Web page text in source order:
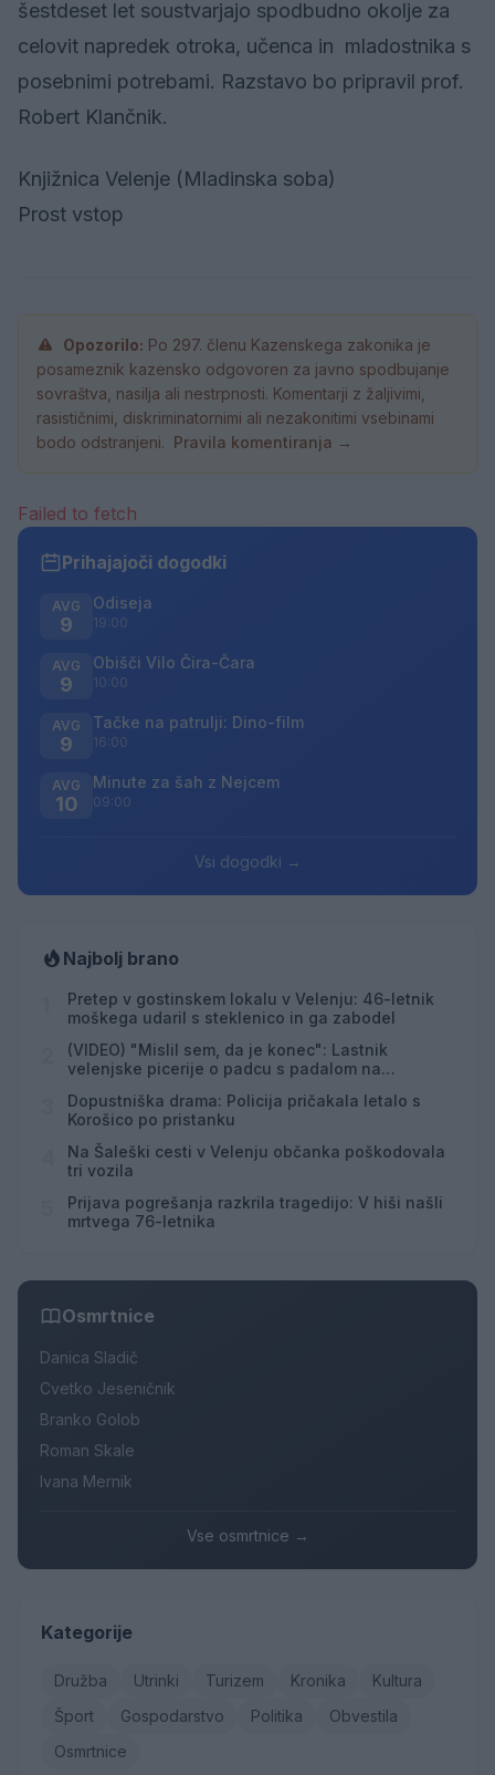
šestdeset let soustvarjajo spodbudno okolje za
celovit napredek otroka, učenca in mladostnika s
posebnimi potrebami. Razstavo bo pripravil prof.
Robert Klančnik.
Knjižnica Velenje (Mladinska soba)
Prost vstop
Opozorilo: Po 297. členu Kazenskega zakonika je
posameznik kazensko odgovoren za javno spodbujanje
sovraštva, nasilja ali nestrpnosti. Komentarji z žaljivimi,
rasističnimi, diskriminatornimi ali nezakonitimi vsebinami
bodo odstranjeni. Pravila komentiranja →
Failed to fetch
Prihajajoči dogodki
AVG
9
Odiseja
19:00
AVG
9
Obišči Vilo Čira-Čara
10:00
AVG
9
Tačke na patrulji: Dino-film
16:00
AVG
10
Minute za šah z Nejcem
09:00
Vsi dogodki →
Najbolj brano
Pretep v gostinskem lokalu v Velenju: 46-letnik
moškega udaril s steklenico in ga zabodel
(VIDEO) "Mislil sem, da je konec": Lastnik
velenjske picerije o padcu s padalom na
Dopustniška drama: Policija pričakala letalo s
Korošico po pristanku
Na Šaleški cesti v Velenju občanka poškodovala
tri vozila
Prijava pogrešanja razkrila tragedijo: V hiši našli
mrtvega 76-letnika
Osmrtnice
Danica Sladič
Cvetko Jeseničnik
Branko Golob
Roman Skale
Ivana Mernik
Vse osmrtnice →
Kategorije
Družba Utrinki Turizem Kronika
Kultura
Šport
Gospodarstvo Politika
Obvestila
Osmrtnice